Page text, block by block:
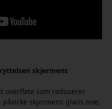
skjermens
overflate som reduserer
påvirke skjermens glans noe,